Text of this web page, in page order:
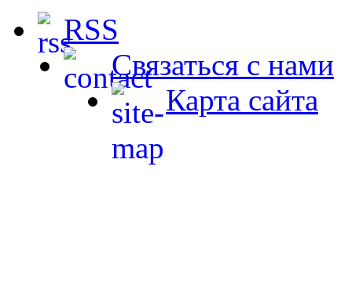
RSS
Связаться с нами
Карта сайта